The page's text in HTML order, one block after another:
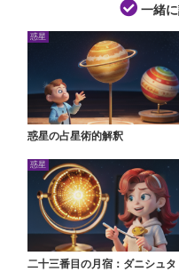
一緒
惑星
惑星の占星術的解釈
惑星
二十三番目の月宿：ダニシュタ